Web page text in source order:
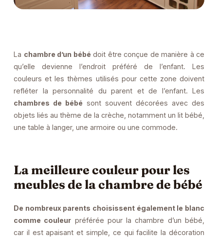
La chambre d’un bébé doit être conçue de manière à ce
qu’elle devienne l’endroit préféré de l’enfant. Les
couleurs et les thèmes utilisés pour cette zone doivent
refléter la personnalité du parent et de l’enfant. Les
chambres de bébé sont souvent décorées avec des
objets liés au thème de la crèche, notamment un lit bébé,
une table à langer, une armoire ou une commode.
La meilleure couleur pour les
meubles de la chambre de bébé
De nombreux parents choisissent également le blanc
comme couleur préférée pour la chambre d’un bébé,
car il est apaisant et simple, ce qui facilite la décoration